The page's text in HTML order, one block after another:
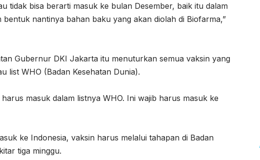
tidak bisa berarti masuk ke bulan Desember, baik itu dalam
nantinya bahan baku yang akan diolah di Biofarma,”
Gubernur DKI Jakarta itu menuturkan semua vaksin yang
list WHO (Badan Kesehatan Dunia).
masuk dalam listnya WHO. Ini wajib harus masuk ke
ke Indonesia, vaksin harus melalui tahapan di Badan
tiga minggu.